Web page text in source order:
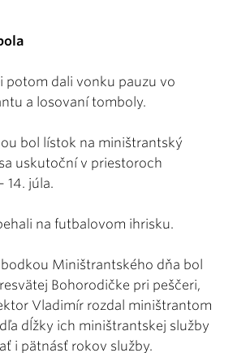
potom dali vonku pauzu vo
a losovaní tomboly.
bol lístok na miništrantský
uskutoční v priestoroch
14. júla.
na futbalovom ihrisku.
Miništrantského dňa bol
Bohorodičke pri peščeri,
Vladimír rozdal miništrantom
dĺžky ich miništrantskej služby
i pätnásť rokov služby.